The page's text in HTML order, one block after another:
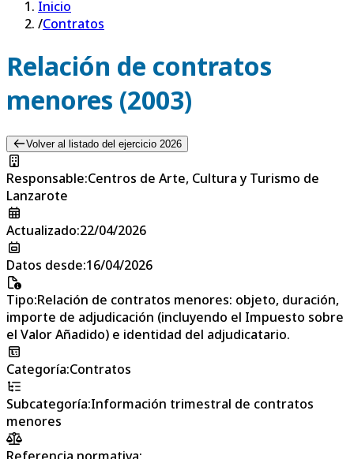
Inicio
/Contratos
Relación de contratos
menores (2003)
Volver al listado del ejercicio 2026
Responsable:Centros de Arte, Cultura y Turismo de
Lanzarote
Actualizado:22/04/2026
Datos desde:16/04/2026
Tipo:Relación de contratos menores: objeto, duración,
importe de adjudicación (incluyendo el Impuesto sobre
el Valor Añadido) e identidad del adjudicatario.
Categoría:Contratos
Subcategoría:Información trimestral de contratos
menores